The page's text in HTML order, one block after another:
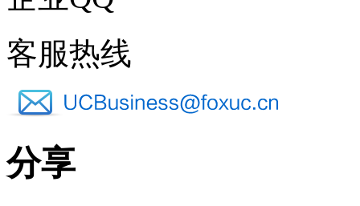
客服热线
分享